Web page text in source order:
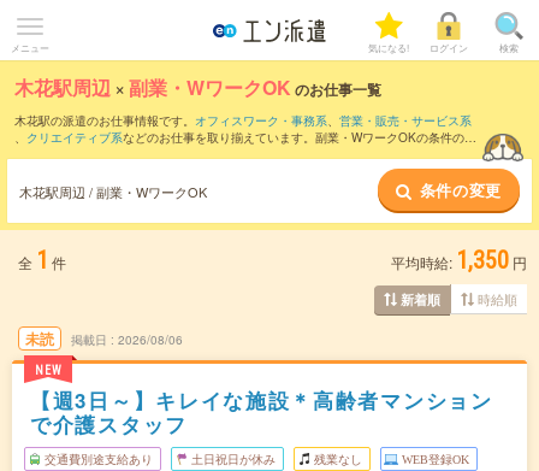
メニュー 気になる! ログイン 検索
木花駅周辺 ×副業・WワークOK のお仕事一覧
木花駅の派遣のお仕事情報です。 オフィスワーク・事務系、 営業・販売・サービス系
、 クリエイティブ系などのお仕事を取り揃えています。副業・WワークOKの条件の他
木花駅周辺 / 副業・WワークOK 条件の変更
全 1 件 平均時給: 1,350 円
新着順 時給順
未読
NEW
掲載日 2026/08/06
【週3日～】キレイな施設＊高齢者マンション
で介護スタッフ
交通費別途支給あり 土日祝日が休み 残業なし WEB登録OK